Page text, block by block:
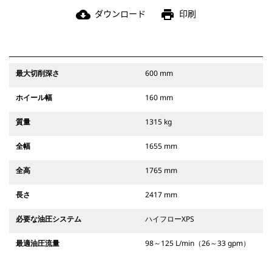
cloud_download ダウンロード print 印刷
最大切削深さ 600 mm
ホイール幅 160 mm
質量 1315 kg
全幅 1655 mm
全高 1765 mm
長さ 2417 mm
必要な油圧システム ハイフローXPS
最適油圧流量 98～125 L/min（26～33 gpm）